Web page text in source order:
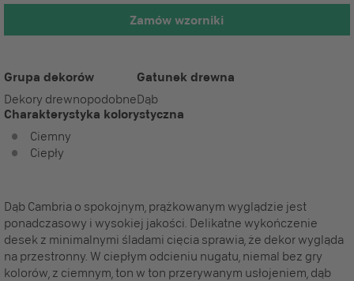
Zamów wzorniki
Grupa dekorów
Dekory drewnopodobne
Gatunek drewna
Dąb
Charakterystyka kolorystyczna
Ciemny
Ciepły
Dąb Cambria o spokojnym, prążkowanym wyglądzie jest
ponadczasowy i wysokiej jakości. Delikatne wykończenie
desek z minimalnymi śladami cięcia sprawia, że dekor wygląda
na przestronny. W ciepłym odcieniu nugatu, niemal bez gry
kolorów, z ciemnym, ton w ton przerywanym usłojeniem, dąb